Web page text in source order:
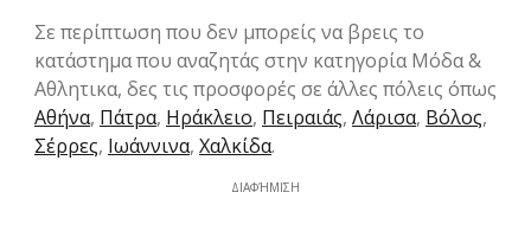
Σε περίπτωση που δεν μπορείς να βρεις το
κατάστημα που αναζητάς στην κατηγορία Μόδα &
Aθλητικα, δες τις προσφορές σε άλλες πόλεις όπως
Αθήνα, Πάτρα, Ηράκλειο, Πειραιάς, Λάρισα, Βόλος,
Σέρρες, Ιωάννινα, Χαλκίδα.
ΔΙΑΦΉΜΙΣΗ